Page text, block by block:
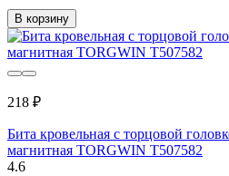
В корзину
218 ₽
Бита кровельная с торцовой
магнитная TORGWIN T507582
4.6